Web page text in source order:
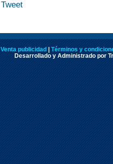
Tweet
Venta publicidad | Términos y
Desarrollado y Administrado por